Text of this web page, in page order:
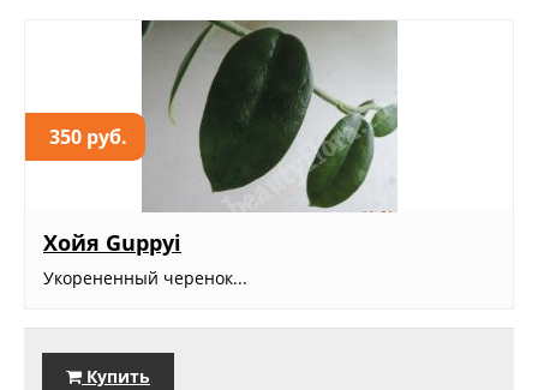
350 руб.
Хойя Guppyi
Укорененный черенок...
Купить